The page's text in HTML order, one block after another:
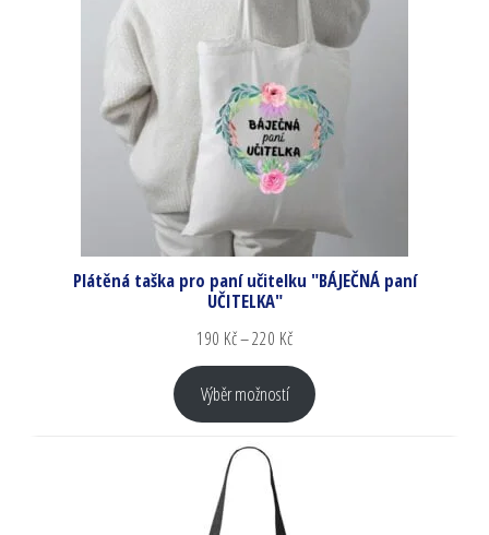
Plátěná taška pro paní učitelku "BÁJEČNÁ paní
UČITELKA"
190 Kč–220 Kč
Výběr možností